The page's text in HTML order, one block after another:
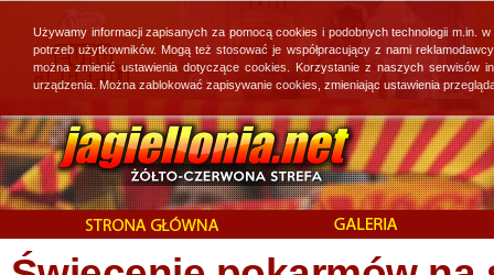
Używamy informacji zapisanych za pomocą cookies i podobnych technologii
potrzeb użytkowników. Mogą też stosować je współpracujący z nami
można zmienić ustawienia dotyczące cookies. Korzystanie z naszych
urządzenia. Można zablokować zapisywanie cookies, zmieniając ustawienia